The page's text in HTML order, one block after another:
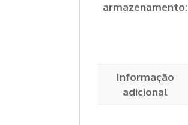
armazenamento:
Informação
adicional